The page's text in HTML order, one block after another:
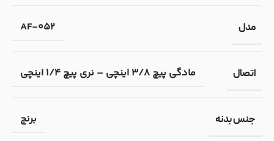
مدل AF-052
اتصال مادگی پیچ 3/8 اینچی – نری پیچ 1/4 اینچی
جنس بدنه برنج